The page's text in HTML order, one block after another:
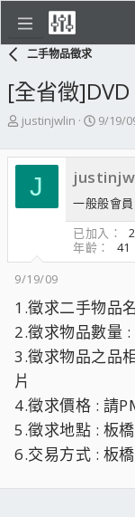
二手物品徵求
[全省徵
主
發
人
justinjwlin
開
日
期
9/19/
J
一般般會員
已加入
年齡
41
9/19/09
1.徵求二手物品
2.徵求物品數量 :
3.徵求物品之品
片
4.徵求價格 : 請
5.徵求地點 : 板
6.交易方式 : 板